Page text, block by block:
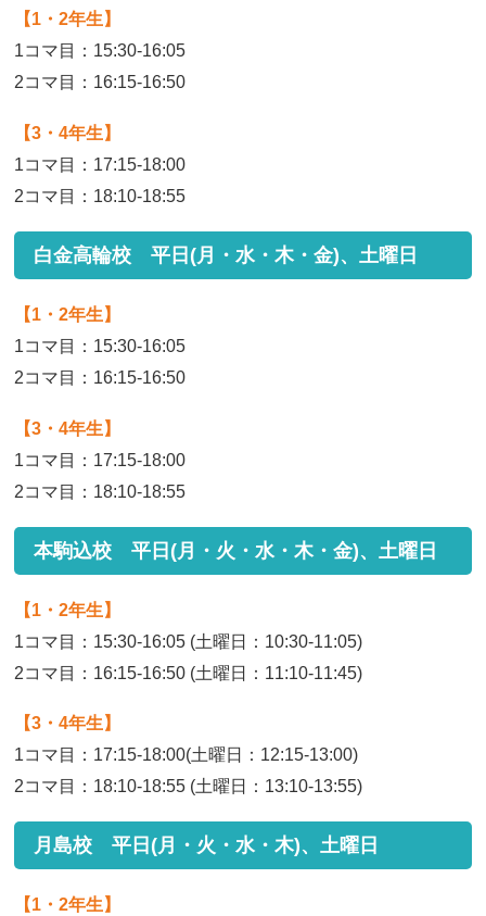
【1・2年生】
1コマ目：15:30-16:05
2コマ目：16:15-16:50
【3・4年生】
1コマ目：17:15-18:00
2コマ目：18:10-18:55
白金高輪校 平日(月・水・木・金)、土曜日
【1・2年生】
1コマ目：15:30-16:05
2コマ目：16:15-16:50
【3・4年生】
1コマ目：17:15-18:00
2コマ目：18:10-18:55
本駒込校 平日(月・火・水・木・金)、土曜日
【1・2年生】
1コマ目：15:30-16:05 (土曜日：10:30-11:05)
2コマ目：16:15-16:50 (土曜日：11:10-11:45)
【3・4年生】
1コマ目：17:15-18:00(土曜日：12:15-13:00)
2コマ目：18:10-18:55 (土曜日：13:10-13:55)
月島校 平日(月・火・水・木)、土曜日
【1・2年生】